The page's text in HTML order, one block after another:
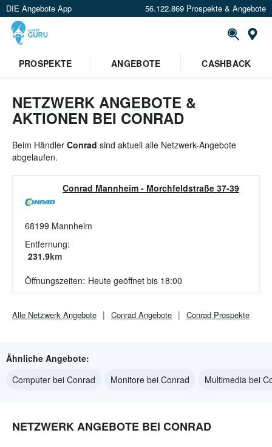
DIE Angebote App 56.122.869 Prospekte & Angebote
Standort festlegen
PROSPEKTE ANGEBOTE CASHBACK
NETZWERK ANGEBOTE &
AKTIONEN BEI CONRAD
Beim Händler Conrad sind aktuell alle Netzwerk-Angebote
abgelaufen.
Conrad Mannheim - Morchfeldstraße 37-39
68199 Mannheim
Entfernung:
231.9km
Öffnungszeiten: Heute geöffnet bis 18:00
Alle Netzwerk Angebote Conrad Angebote Conrad Prospekte
Ähnliche Angebote:
Computer bei Conrad
Monitore bei Conrad Multimedia bei
NETZWERK ANGEBOTE BEI CONRAD